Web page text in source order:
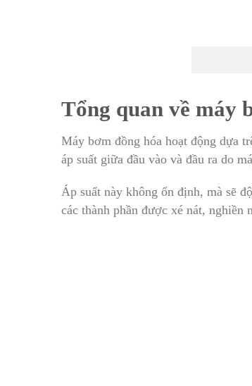
Tổng quan về máy
Máy bơm đồng hóa hoạt động dựa
áp suất giữa đầu vào và đầu ra do
Áp suất này không ổn định, mà sẽ
các thành phần được xé nát, nghiền